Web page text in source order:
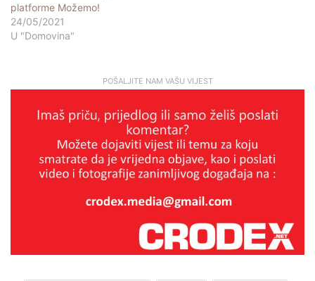
platforme Možemo!
24/05/2021
U "Domovina"
POŠALJITE NAM VAŠU VIJEST